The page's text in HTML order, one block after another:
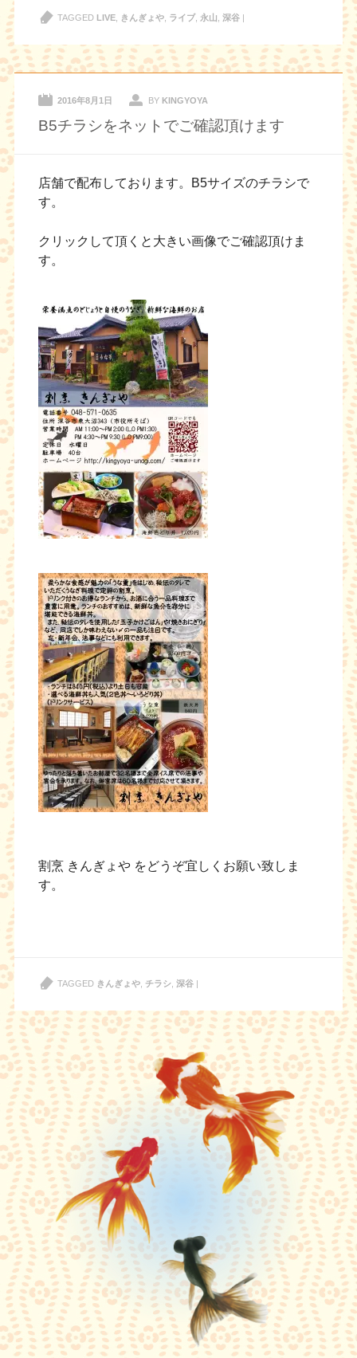
TAGGED LIVE, きんぎょや, ライブ, 永山 深谷 |
2016年8月1日 BY KINGYOYA
B5チラシをネットでご確認頂けます
店舗で配布しております。B5サイズのチラシで
す。
クリックして頂くと大きい画像でご確認頂けま
す。
割烹 きんぎょや をどうぞ宜しくお願い致しま
す。
TAGGED きんぎょや, チラシ, 深谷 |